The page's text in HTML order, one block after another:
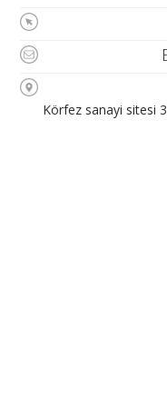
Körfez sanayi sitesi